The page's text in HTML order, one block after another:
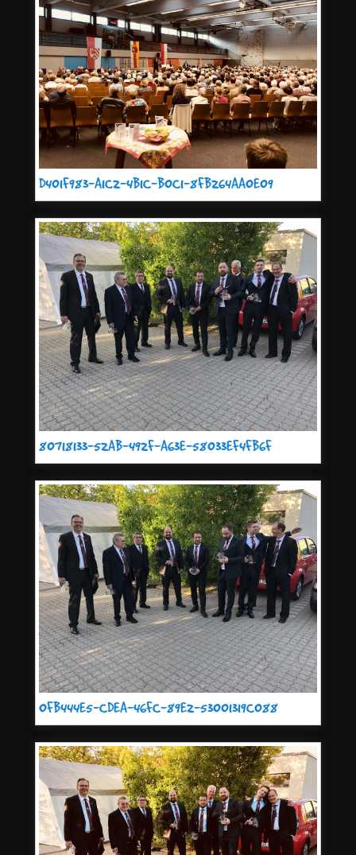
D401F983-A1C2-4B1C-B0C1-8FB264AA0E09
80718133-52AB-492F-A63E-58033EF4FB6F
0FB444E5-CDEA-46FC-89E2-53001319C088